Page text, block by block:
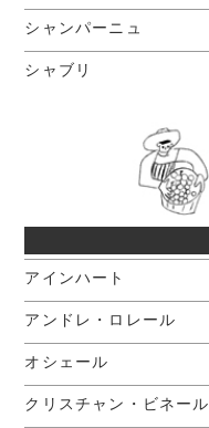
シャンパーニュ
シャブリ
アインハート
アンドレ・ロレール
オシェール
クリスチャン・ビネール